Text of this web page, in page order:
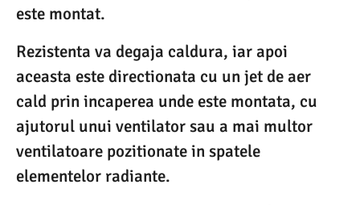
este montat.
Rezistenta va degaja caldura, iar apoi
aceasta este directionata cu un jet de aer
cald prin incaperea unde este montata, cu
ajutorul unui ventilator sau a mai multor
ventilatoare pozitionate in spatele
elementelor radiante.